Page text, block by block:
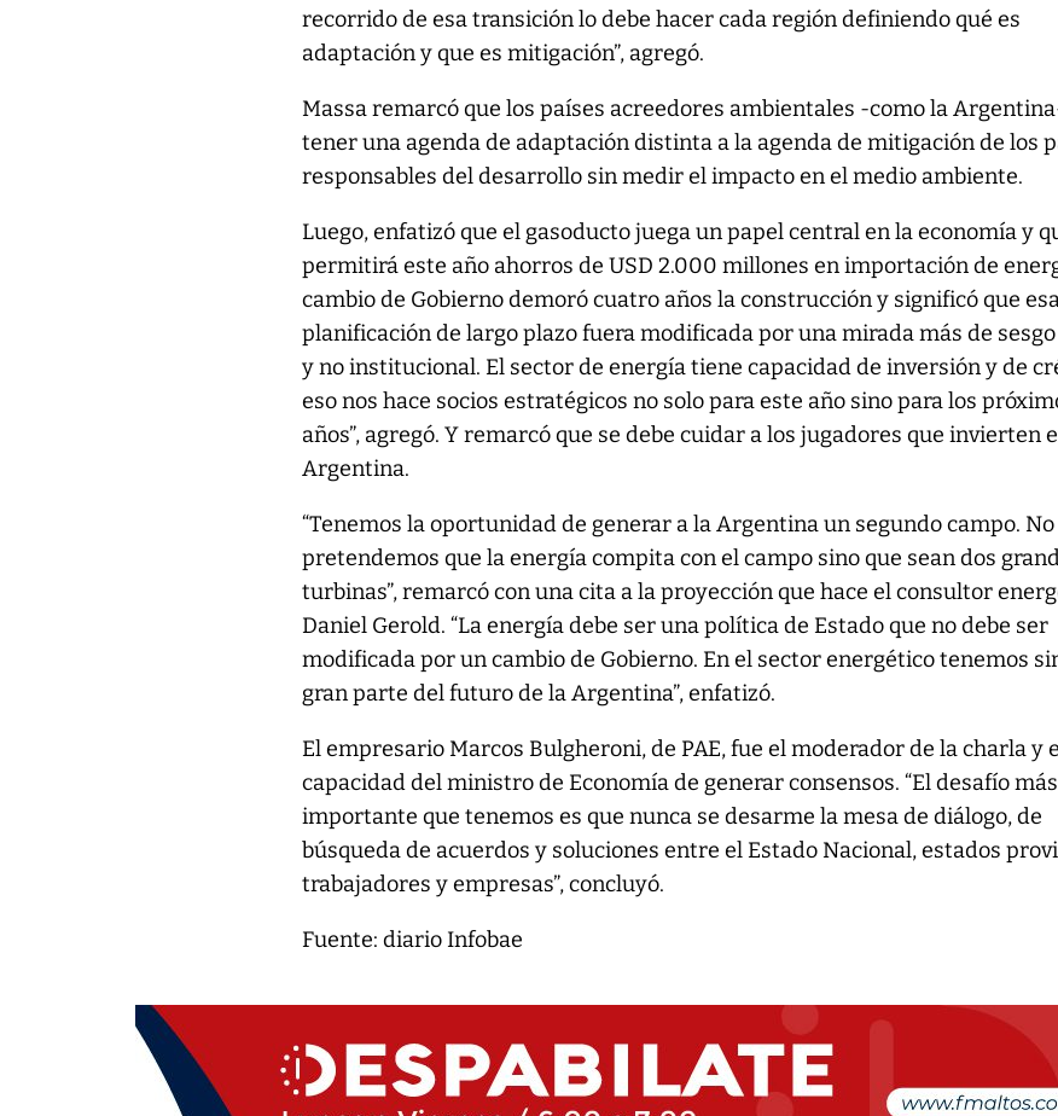
recorrido de esa transición lo debe hacer cada región definiendo qué es
adaptación y que es mitigación”, agregó.
Massa remarcó que los países acreedores ambientales -como la
tener una agenda de adaptación distinta a la agenda de mitigación de los
responsables del desarrollo sin medir el impacto en el medio ambiente.
Luego, enfatizó que el gasoducto juega un papel central en la economía y
permitirá este año ahorros de USD 2.000 millones en importación de
cambio de Gobierno demoró cuatro años la construcción y significó que
planificación de largo plazo fuera modificada por una mirada más de
y no institucional. El sector de energía tiene capacidad de inversión y de
eso nos hace socios estratégicos no solo para este año sino para los
años”, agregó. Y remarcó que se debe cuidar a los jugadores que invierten
Argentina.
“Tenemos la oportunidad de generar a la Argentina un segundo campo. No
pretendemos que la energía compita con el campo sino que sean dos
turbinas”, remarcó con una cita a la proyección que hace el consultor
Daniel Gerold. “La energía debe ser una política de Estado que no debe ser
modificada por un cambio de Gobierno. En el sector energético tenemos
gran parte del futuro de la Argentina”, enfatizó.
El empresario Marcos Bulgheroni, de PAE, fue el moderador de la charla y
capacidad del ministro de Economía de generar consensos. “El desafío más
importante que tenemos es que nunca se desarme la mesa de diálogo, de
búsqueda de acuerdos y soluciones entre el Estado Nacional, estados
trabajadores y empresas”, concluyó.
Fuente: diario Infobae